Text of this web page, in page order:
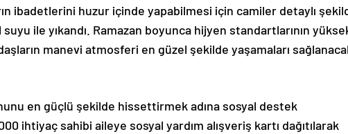
ibadetlerini huzur içinde yapabilmesi için camiler detaylı
ile yıkandı. Ramazan boyunca hijyen standartlarının
manevi atmosferi en güzel şekilde yaşamaları
en güçlü şekilde hissettirmek adına sosyal destek
ihtiyaç sahibi aileye sosyal yardım alışveriş kartı dağıtılarak